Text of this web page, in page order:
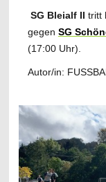
SG Bleialf II tritt
gegen SG
(17:00 Uhr).
Autor/in: